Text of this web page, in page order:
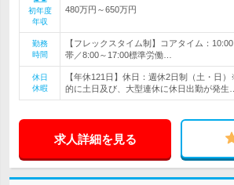
初年度
年収
480万円～650万円
勤務
時間
【フレックスタイム制】コアタイム：
帯／8:00～17:00標準労働…
休日
休暇
【年休121日】休日：週休2日制（土・日
的に土日及び、大型連休に休日出勤が発生…
求人詳細を見る